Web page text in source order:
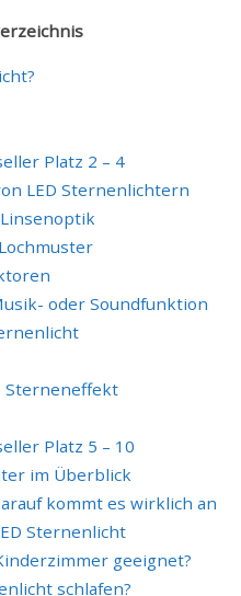
Platz 2 – 4
LED Sternenlichtern
oder Soundfunktion
Sterneneffekt
Platz 5 – 10
im Überblick
kommt es wirklich an
Sternenlicht
geeignet?
schlafen?